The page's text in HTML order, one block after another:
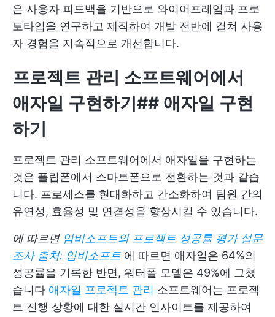
은 사용자 피드백을 기반으로 와이어프레임과 프로
토타입을 연구하고 제작하여 개발 전반에 걸쳐 사용
자 경험을 지속적으로 개선합니다.
프로젝트 관리 소프트웨어에서
애자일 구현하기## 애자일 구현
하기
프로젝트 관리 소프트웨어에서 애자일을 구현하는
것은 플립폰에서 스마트폰으로 전환하는 것과 같습
니다. 프로세스를 현대화하고 간소화하여 팀원 간의
유연성, 효율성 및 연결성을 향상시킬 수 있습니다.
에 따르면 암비소프트의 프로젝트 성공률 평가 설문
조사 출처: 암비소프트 에 따르면 애자일은 64%의
성공률을 기록한 반면, 워터폴 모델은 49%에 그쳤
습니다 애자일 프로젝트 관리 소프트웨어는 프로젝
트 진행 상황에 대한 실시간 인사이트를 제공하여